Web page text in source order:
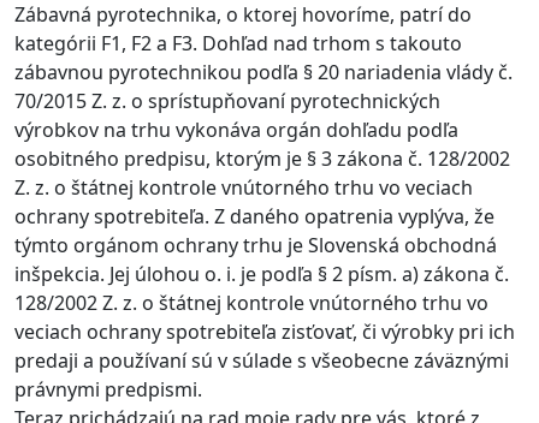
Zábavná pyrotechnika, o ktorej hovoríme, patrí do
kategórii F1, F2 a F3. Dohľad nad trhom s takouto
zábavnou pyrotechnikou podľa § 20 nariadenia vlády č.
70/2015 Z. z. o sprístupňovaní pyrotechnických
výrobkov na trhu vykonáva orgán dohľadu podľa
osobitného predpisu, ktorým je § 3 zákona č. 128/2002
Z. z. o štátnej kontrole vnútorného trhu vo veciach
ochrany spotrebiteľa. Z daného opatrenia vyplýva, že
týmto orgánom ochrany trhu je Slovenská obchodná
inšpekcia. Jej úlohou o. i. je podľa § 2 písm. a) zákona č.
128/2002 Z. z. o štátnej kontrole vnútorného trhu vo
veciach ochrany spotrebiteľa zisťovať, či výrobky pri ich
predaji a používaní sú v súlade s všeobecne záväznými
právnymi predpismi.